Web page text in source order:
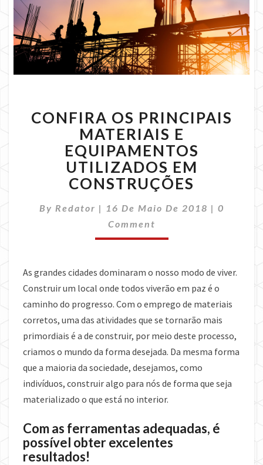
OS
PRINCIPAIS
MATERIAIS
E
EQUIPAMENTOS
UTILIZADOS
CONSTRUÇÕES
CONFIRA OS PRINCIPAIS
MATERIAIS E
EQUIPAMENTOS
UTILIZADOS EM
CONSTRUÇÕES
By Redator | 16 De Maio De 2018 | 0
Comment
As grandes cidades dominaram o nosso modo de viver.
Construir um local onde todos viverão em paz é o
caminho do progresso. Com o emprego de materiais
corretos, uma das atividades que se tornarão mais
primordiais é a de construir, por meio deste processo,
criamos o mundo da forma desejada. Da mesma forma
que a maioria da sociedade, desejamos, como
indivíduos, construir algo para nós de forma que seja
materializado o que está no interior.
Com as ferramentas adequadas, é
possível obter excelentes
resultados!